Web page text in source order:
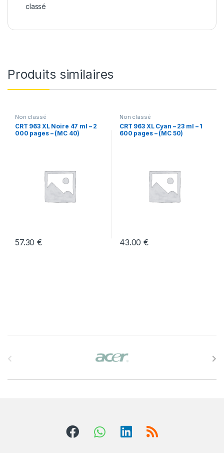
classé
Produits similaires
Non classé
CRT 963 XL Noire 47 ml – 2
000 pages – (MC 40)
57.30€
Non classé
CRT 963 XL Cyan – 23 ml – 1
600 pages – (MC 50)
43.00€